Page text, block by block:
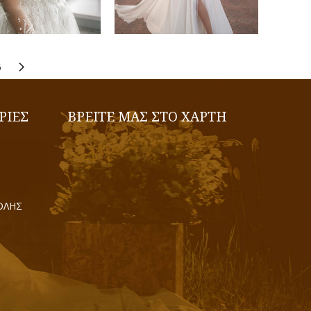
ΒΡΕΙΤΕ ΜΑΣ ΣΤΟ ΧΑΡΤΗ